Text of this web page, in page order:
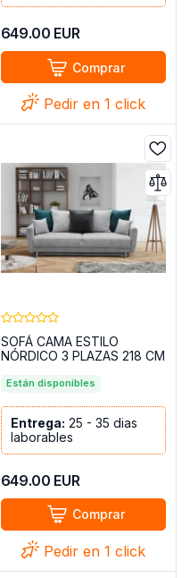
649.00 EUR
Comprar
Pedir en 1 click
SOFÁ CAMA ESTILO
NÓRDICO 3 PLAZAS 218 CM
Están disponibles
Entrega: 25 - 35 dias
laborables
649.00 EUR
Comprar
Pedir en 1 click